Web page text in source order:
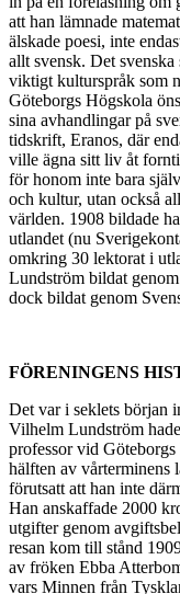
att han lämnade
älskade poesi, inte
allt svensk. Det
viktigt kulturspråk som
Göteborgs Högskola
sina avhandlingar på
tidskrift, Eranos, där
ville ägna sitt liv åt
för honom inte bara
och kultur, utan också
världen. 1908 bildade
utlandet (nu
omkring 30 lektorat i
Lundström bildat
dock bildat genom
FÖRENINGENS
Det var i seklets början
Vilhelm Lundström
professor vid
hälften av
förutsatt att han inte
Han anskaffade 2000
utgifter genom
resan kom till stånd
av fröken Ebba
vars Minnen från